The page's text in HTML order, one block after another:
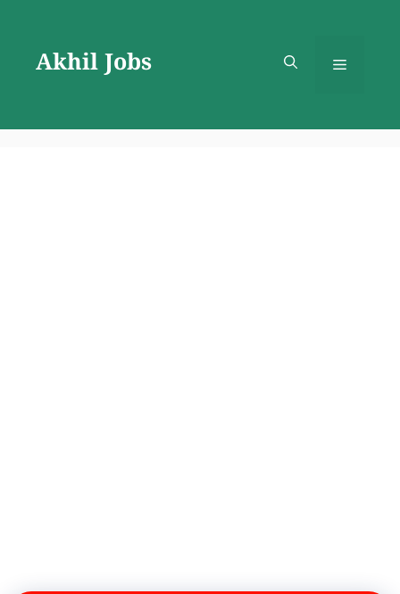
contentAkhil Jobs Menu